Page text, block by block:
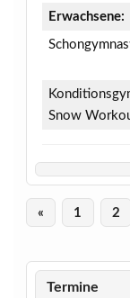
Erwachsene:
Snow
« 1 2
Termine